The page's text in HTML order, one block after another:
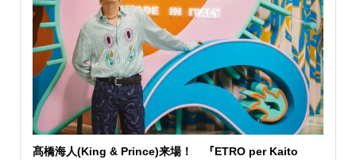
髙橋海人(King & Prince)来場！ 『ETRO per Kaito